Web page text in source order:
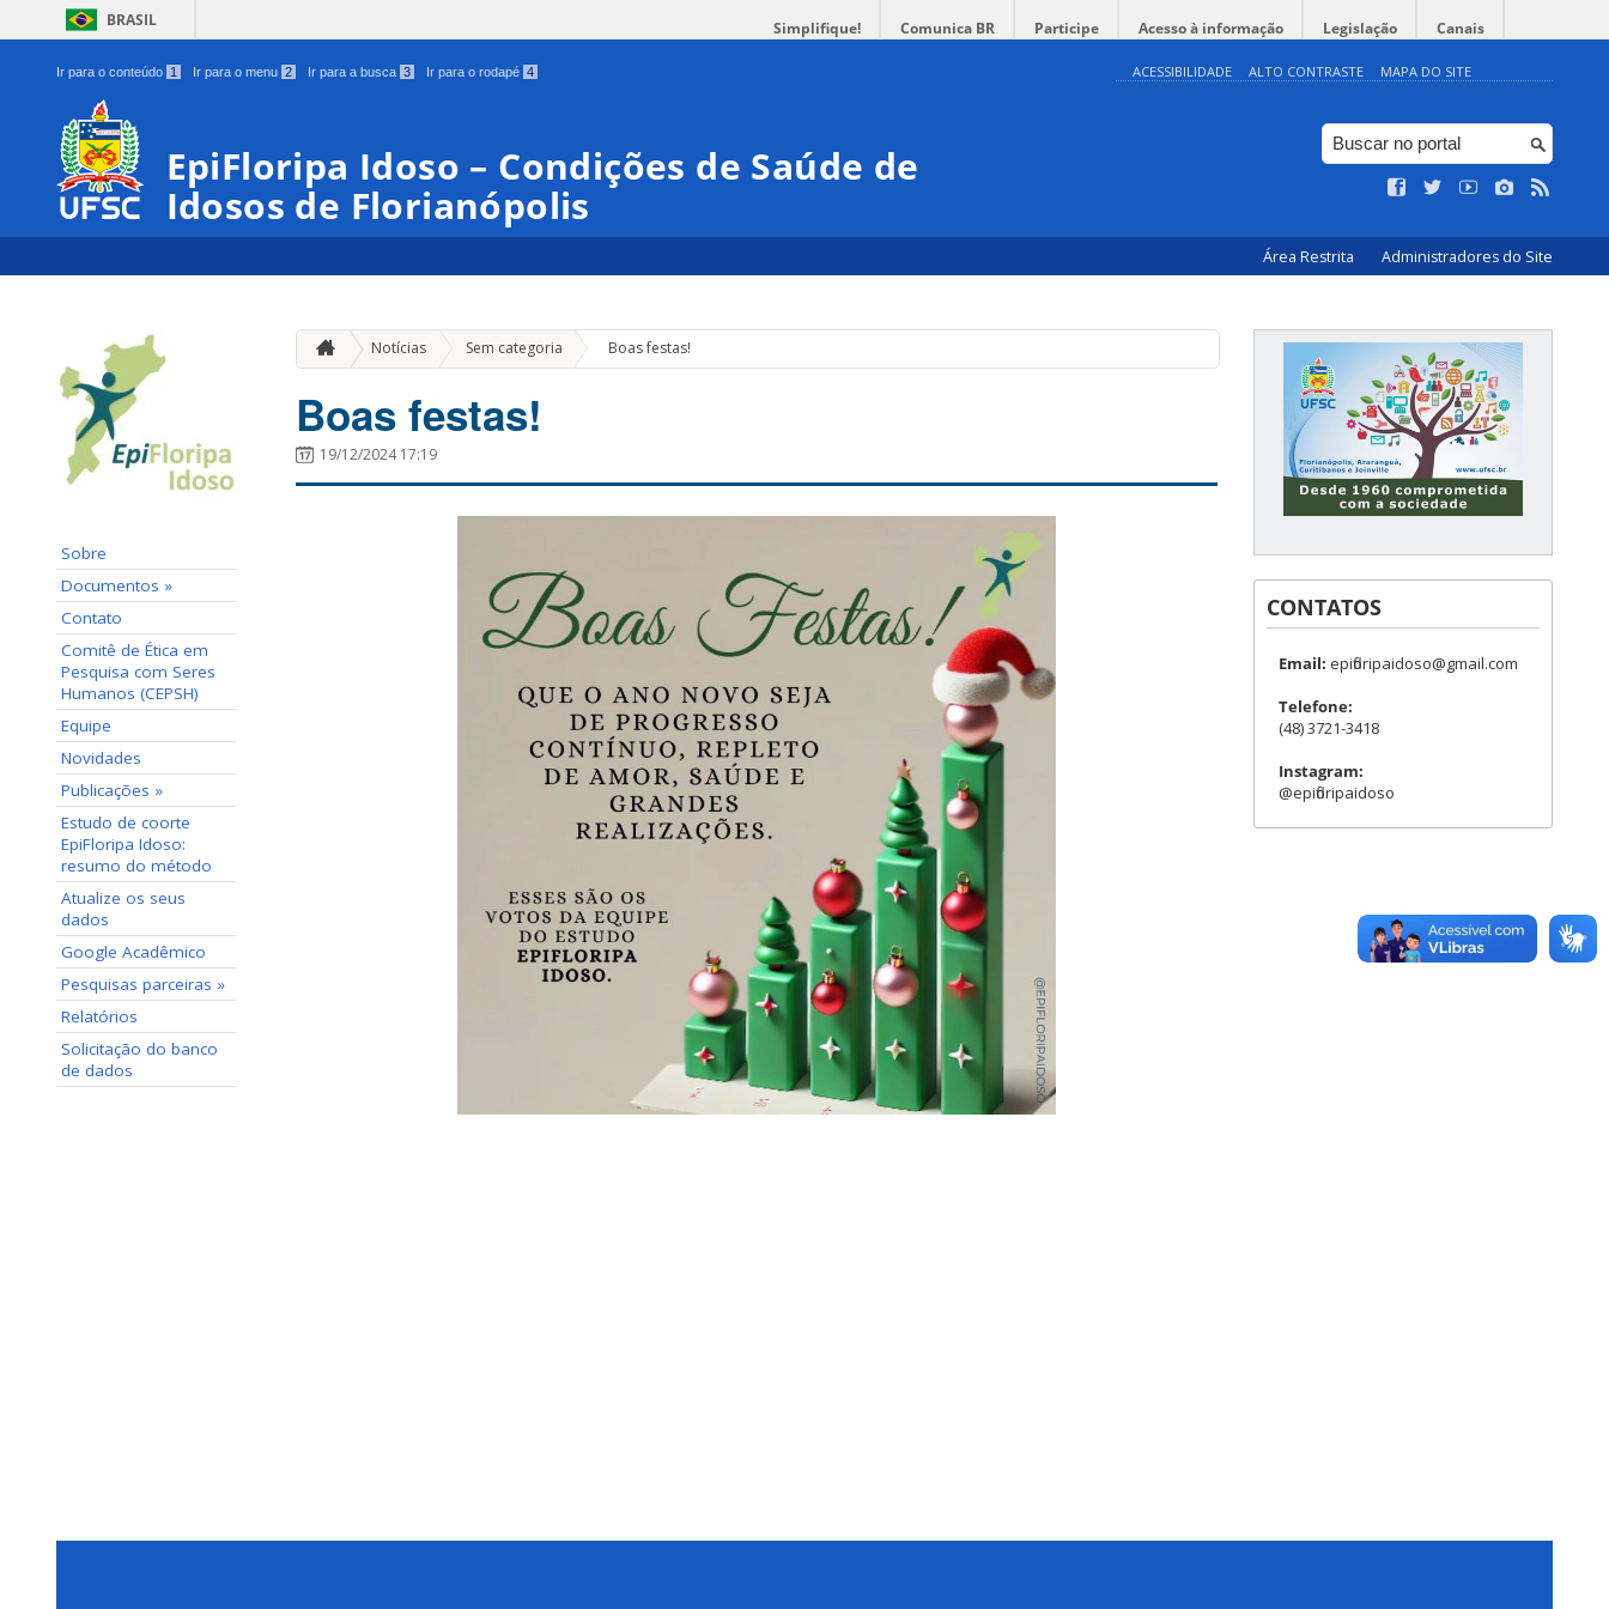
BRASIL Simplifique! Comunica BR Participe Acesso à informação Legislação Canais
Ir para o conteúdo 1 Ir para o menu 2 Ir para a busca 3 Ir para o rodapé 4 ACESSIBILIDADE ALTO CONTRASTE MAPA DO SITE
EpiFloripa Idoso – Condições de Saúde de
Idosos de Florianópolis
Área Restrita Administradores do Site
Sobre
Documentos »
Contato
Comitê de Ética em
Pesquisa com Seres
Humanos (CEPSH)
Equipe
Novidades
Publicações »
Estudo de coorte
EpiFloripa Idoso:
resumo do método
Atualize os seus
dados
Google Acadêmico
Pesquisas parceiras »
Relatórios
Solicitação do banco
de dados
Notícias Sem categoria » Boas festas!
Boas festas!
19/12/2024 17:19
CONTATOS
Email: epifloripaidoso@gmail.com
Telefone:
(48) 3721-3418
Instagram:
@epifloripaidoso